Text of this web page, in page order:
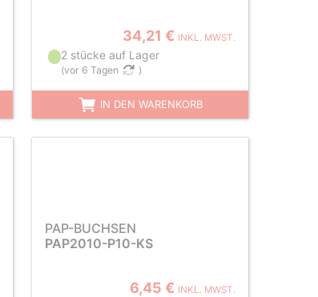
34,21 € INKL. MWST.
2 stücke auf Lager
(vor 6 Tagen )
IN DEN WARENKORB
PAP-BUCHSEN
PAP2010-P10-KS
6,45 € INKL. MWST.